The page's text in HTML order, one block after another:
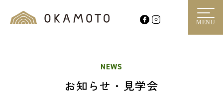
MENU
NEWS
お知らせ・見学会